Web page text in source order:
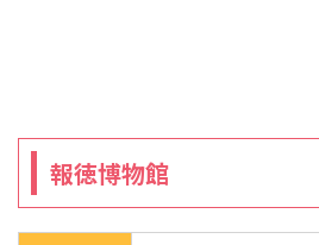
報徳博物館